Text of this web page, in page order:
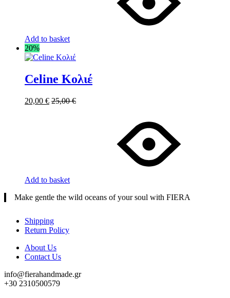
Add to basket
20%
Celine Κολιέ
20,00 € 25,00€
Add to basket
Make gentle the wild oceans of your soul with FIERA
Shipping
Return Policy
About Us
Contact Us
info@fierahandmade.gr
+30 2310500579